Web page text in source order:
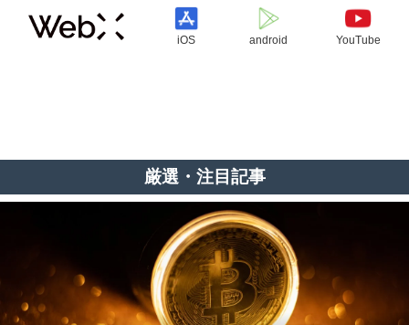
iOS android YouTube
厳選・注目記事